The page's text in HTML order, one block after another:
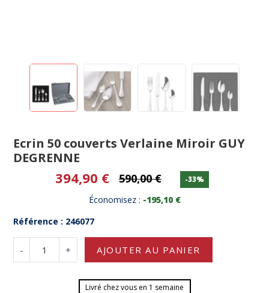
Ecrin 50 couverts Verlaine Miroir GUY
DEGRENNE
394,90 € 590,00 € -33%
Économisez : -195,10 €
Référence : 246077
- + AJOUTER AU PANIER
Livré chez vous en 1 semaine